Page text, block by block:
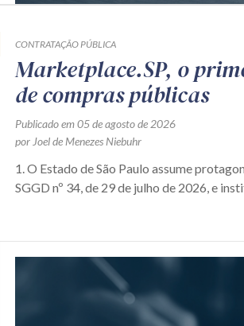
CONTRATAÇÃO PÚBLICA
Marketplace.SP, o
de compras públicas
Publicado em 05 de agosto de 2026
por Joel de Menezes Niebuhr
1. O Estado de São Paulo assume
SGGD nº 34, de 29 de julho de 2026, e